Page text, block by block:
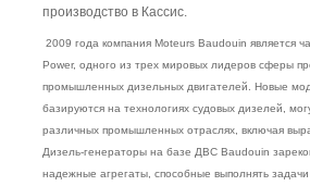
производство в Кассис.
2009 года компания Moteurs Baudouin является
Power, одного из трех мировых лидеров сферы
промышленных дизельных двигателей. Новые
базируются на технологиях судовых дизелей,
различных промышленных отраслях, включая
Дизель-генераторы на базе ДВС Baudouin
надежные агрегаты, способные выполнять